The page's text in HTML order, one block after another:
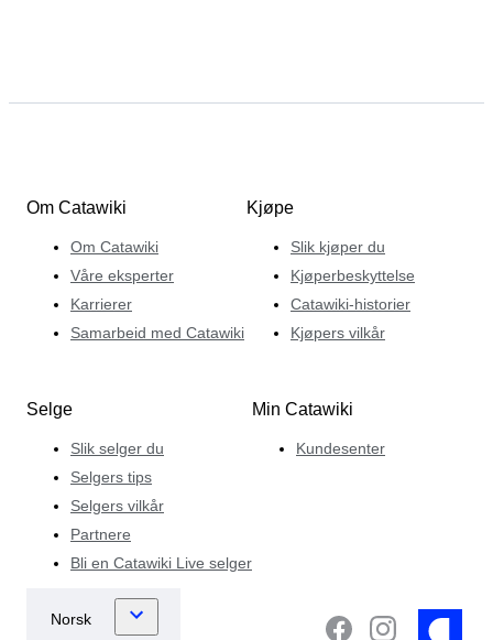
Om Catawiki
Om Catawiki
Våre eksperter
Karrierer
Samarbeid med Catawiki
Kjøpe
Slik kjøper du
Kjøperbeskyttelse
Catawiki-historier
Kjøpers vilkår
Selge
Slik selger du
Selgers tips
Selgers vilkår
Partnere
Bli en Catawiki Live selger
Min Catawiki
Kundesenter